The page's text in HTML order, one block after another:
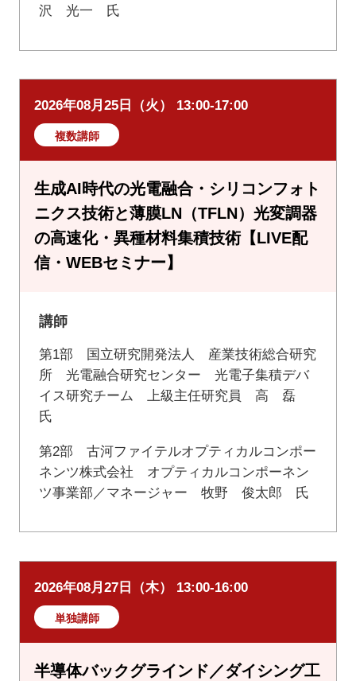
沢 光一 氏
2026年08月25日（火） 13:00-17:00
複数講師
生成AI時代の光電融合・シリコンフォト
ニクス技術と薄膜LN（TFLN）光変調器
の高速化・異種材料集積技術【LIVE配
信・WEBセミナー】
講師
第1部 国立研究開発法人 産業技術総合研究
所 光電融合研究センター 光電子集積デバ
イス研究チーム 上級主任研究員 高 磊
氏
第2部 古河ファイテルオプティカルコンポー
ネンツ株式会社 オプティカルコンポーネン
ツ事業部／マネージャー 牧野 俊太郎 氏
2026年08月27日（木） 13:00-16:00
単独講師
半導体バックグラインド／ダイシング工